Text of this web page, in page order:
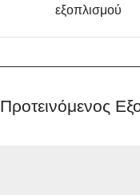
εξοπλισμού
Προτεινόμενος